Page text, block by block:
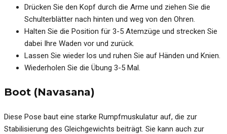
Drücken Sie den Kopf durch die Arme und ziehen Sie die
Schulterblätter nach hinten und weg von den Ohren.
Halten Sie die Position für 3-5 Atemzüge und strecken Sie
dabei Ihre Waden vor und zurück.
Lassen Sie wieder los und ruhen Sie auf Händen und Knien.
Wiederholen Sie die Übung 3-5 Mal.
Boot (Navasana)
Diese Pose baut eine starke Rumpfmuskulatur auf, die zur
Stabilisierung des Gleichgewichts beiträgt. Sie kann auch zur